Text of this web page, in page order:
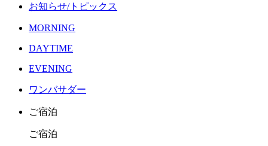
お知らせ/トピックス
MORNING
DAYTIME
EVENING
ワンバサダー
ご宿泊
ご宿泊